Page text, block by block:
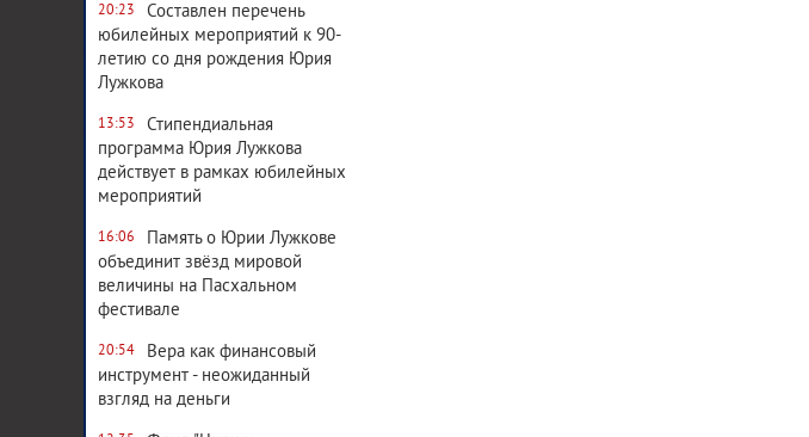
20:23
Составлен перечень
юбилейных мероприятий к 90-
летию со дня рождения Юрия
Лужкова
13:53
Стипендиальная
программа Юрия Лужкова
действует в рамках юбилейных
мероприятий
16:06
Память о Юрии Лужкове
объединит звёзд мировой
величины на Пасхальном
фестивале
20:54
Вера как финансовый
инструмент - неожиданный
взгляд на деньги